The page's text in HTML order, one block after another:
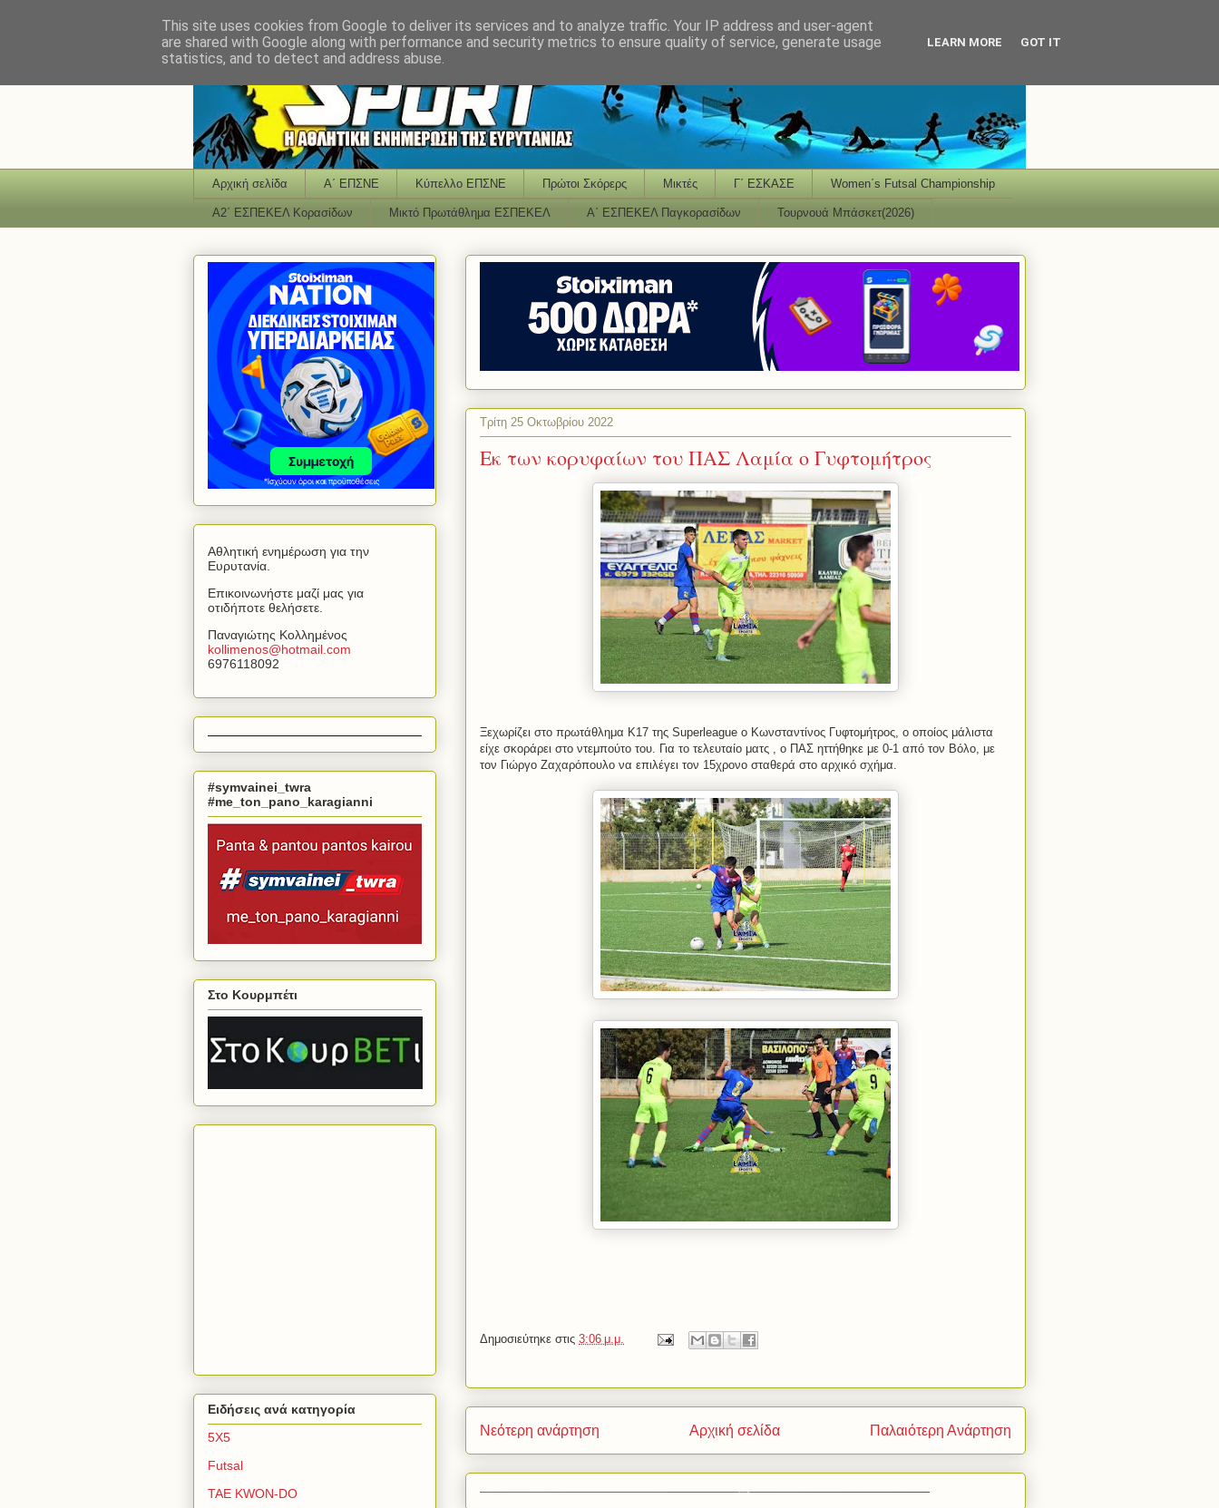
Αρχική σελίδα Α΄ ΕΠΣΝΕ Κύπελλο ΕΠΣΝΕ Πρώτοι Σκόρερς Μικτές Γ΄ ΕΣΚΑΣΕ Women΄s Futsal Championship
Α2΄ ΕΣΠΕΚΕΛ Κορασίδων Μικτό Πρωτάθλημα ΕΣΠΕΚΕΛ Α΄ ΕΣΠΕΚΕΛ Παγκορασίδων Τουρνουά Μπάσκετ(2026)
Τρίτη 25 Οκτωβρίου 2022
Εκ των κορυφαίων του ΠΑΣ Λαμία ο Γυφτομήτρος
Ξεχωρίζει στο πρωτάθλημα Κ17 της Superleague ο Κωνσταντίνος Γυφτομήτρος, ο οποίος μάλιστα
είχε σκοράρει στο ντεμπούτο του. Για το τελευταίο ματς , ο ΠΑΣ ηττήθηκε με 0-1 από τον Βόλο, με
τον Γιώργο Ζαχαρόπουλο να επιλέγει τον 15χρονο σταθερά στο αρχικό σχήμα.
Δημοσιεύτηκε στις 3:06 μ.μ.
Νεότερη ανάρτηση Παλαιότερη Ανάρτηση
Αρχική σελίδα
Αθλητική ενημέρωση για την
Ευρυτανία.
Επικοινωνήστε μαζί μας για
οτιδήποτε θελήσετε.
Παναγιώτης Κολλημένος
kollimenos@hotmail com
6976118092
#symvainei_twra
#me_ton_pano_karagianni
Στο Κουρμπέτι
Ειδήσεις ανά κατηγορία
5Χ5
Futsal
TAE KWON-DO
This site uses cookies from Google to deliver its services and to analyze traffic. Your IP address and user-agent
are shared with Google along with performance and security metrics to ensure quality of service, generate usage
statistics, and to detect and address abuse.
LEARN MORE GOT IT